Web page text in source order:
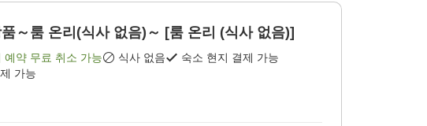
～룸 온리(식사 없음)～ [룸 온리 (식사 없음)]
예약 무료 취소 가능 식사 없음
숙소 현지 결제 가능
가능